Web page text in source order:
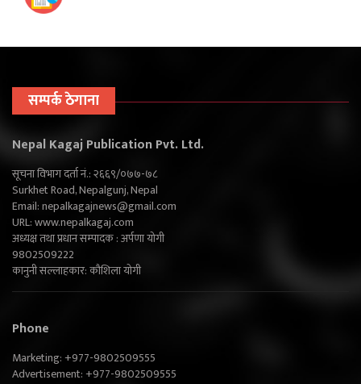
सम्पर्क ठेगाना
Nepal Kagaj Publication Pvt. Ltd.
सूचना विभाग दर्ता नं.: २६६९/०७७-७८
Surkhet Road, Nepalgunj, Nepal
Email:nepalkagajnews@gmail.com
URL: www.nepalkagaj.com
अध्यक्ष तथा प्रधान सम्पादक : अर्पणा योगी
9802509222
कानुनी सल्लाहकार: कौशिला योगी
Phone
Marketing: +977-9802509555
Advertisement: +977-9802509555